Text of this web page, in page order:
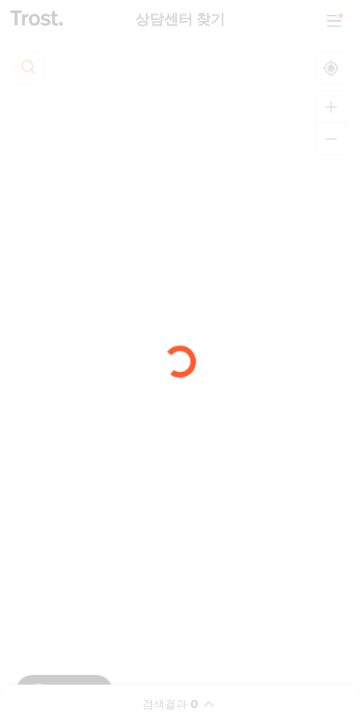
상담센터 찾기
검색결과 0